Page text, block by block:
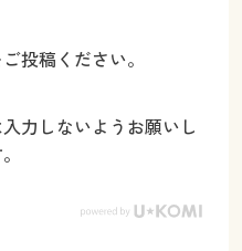
投稿ください。
力しないようお願いし